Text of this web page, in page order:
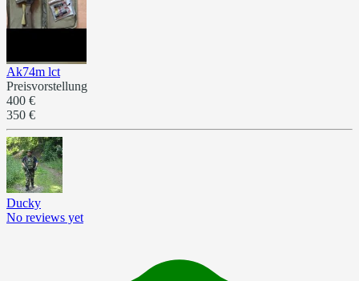
Ak74m lct
Preisvorstellung
400 €
350 €
Ducky
No reviews yet